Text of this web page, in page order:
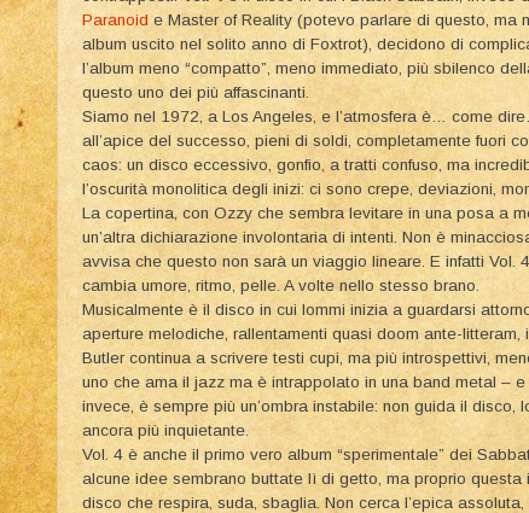
Paranoid e Master of Reality (potevo parlare di questo, ma
album uscito nel solito anno di Foxtrot), decidono di
l’album meno “compatto”, meno immediato, più sbilenco
questo uno dei più affascinanti.
Siamo nel 1972, a Los Angeles, e l’atmosfera è… come
all’apice del successo, pieni di soldi, completamente fuori
caos: un disco eccessivo, gonfio, a tratti confuso, ma
l’oscurità monolitica degli inizi: ci sono crepe, deviazioni,
La copertina, con Ozzy che sembra levitare in una posa a
un’altra dichiarazione involontaria di intenti. Non è
avvisa che questo non sarà un viaggio lineare. E infatti Vol.
cambia umore, ritmo, pelle. A volte nello stesso brano.
Musicalmente è il disco in cui Iommi inizia a guardarsi
aperture melodiche, rallentamenti quasi doom ante-
Butler continua a scrivere testi cupi, ma più introspettivi,
uno che ama il jazz ma è intrappolato in una band metal –
invece, è sempre più un’ombra instabile: non guida il disco,
ancora più inquietante.
Vol. 4 è anche il primo vero album “sperimentale” dei
alcune idee sembrano buttate lì di getto, ma proprio questa
disco che respira, suda, sbaglia. Non cerca l’epica assoluta,